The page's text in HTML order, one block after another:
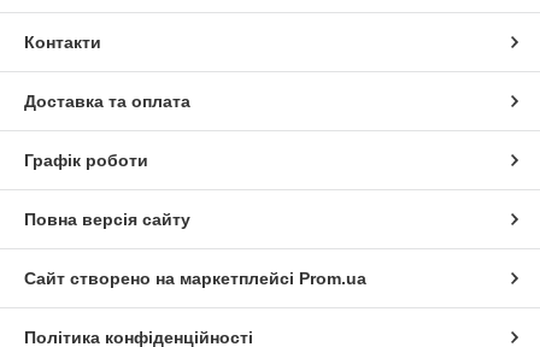
Контакти
Доставка та оплата
Графік роботи
Повна версія сайту
Сайт створено на маркетплейсі Prom.ua
Політика конфіденційності